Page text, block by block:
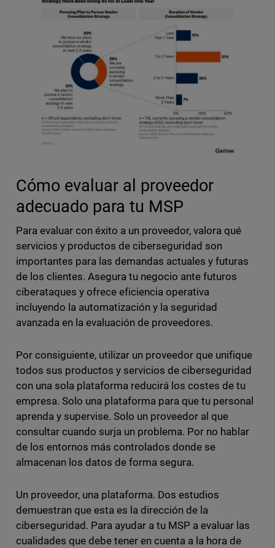
Cómo evaluar al proveedor
adecuado para tu MSP
Para evaluar con éxito a un proveedor, valora qué
servicios y productos de ciberseguridad son
importantes para las demandas actuales y futuras
de los clientes. Asegura tu negocio ante futuros
ciberataques y ofrece eficiencia operativa
incluyendo la automatización y la seguridad
avanzada en la evaluación de proveedores.
Por consiguiente, utilizar un proveedor que unifique
todos sus productos y servicios de ciberseguridad
con una sola plataforma reducirá los costes de tu
empresa. Solo una plataforma para que tu personal
aprenda y supervise. Solo un proveedor al que
consultar cuando surja un problema. Por no hablar
de los entornos más controlados donde se
almacenan los datos de forma segura.
Un proveedor, una plataforma. Dos estudios
demuestran que esta es la dirección de la
ciberseguridad. Para ayudar a tu MSP a evaluar las
cualidades que debe tener en cuenta a la hora de